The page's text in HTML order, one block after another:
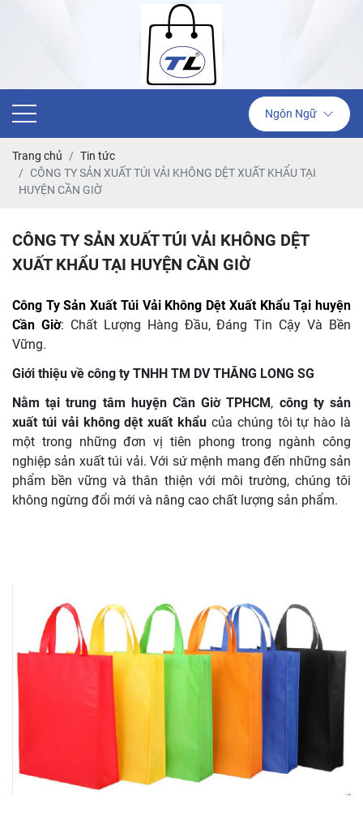
Ngôn Ngữ
Trang chủ
Tin tức
CÔNG TY SẢN XUẤT TÚI VẢI KHÔNG DỆT XUẤT KHẨU TẠI
HUYỆN CẦN GIỜ
CÔNG TY SẢN XUẤT TÚI VẢI KHÔNG DỆT
XUẤT KHẨU TẠI HUYỆN CẦN GIỜ
Công Ty Sản Xuất Túi Vải Không Dệt Xuất Khẩu Tại huyện
Cần Giờ: Chất Lượng Hàng Đầu, Đáng Tin Cậy Và Bền
Vững.
Giới thiệu về công ty TNHH TM DV THĂNG LONG SG
Nằm tại trung tâm huyện Cần Giờ TPHCM, công ty sản
xuất túi vải không dệt xuất khẩu của chúng tôi tự hào là
một trong những đơn vị tiên phong trong ngành công
nghiệp sản xuất túi vải. Với sứ mệnh mang đến những sản
phẩm bền vững và thân thiện với môi trường, chúng tôi
không ngừng đổi mới và nâng cao chất lượng sản phẩm.